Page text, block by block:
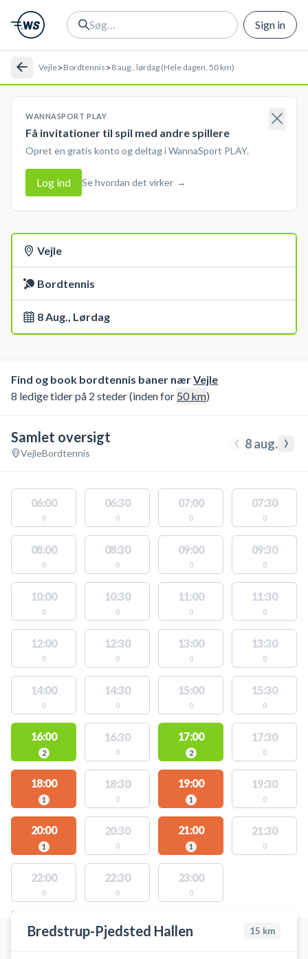
Sign in
Vejle>Bordtennis >8 aug., lørdag (Hele dagen, 50 km)
WANNASPORT PLAY
Få invitationer til spil med andre spillere
Opret en gratis konto og deltag i WannaSport PLAY.
Log ind Se hvordan det virker →
Vejle
Bordtennis
8 Aug., Lørdag
Find og book bordtennis baner nærVejle
8 ledige tider på 2 steder (inden for 50km)
Samlet oversigt
VejleBordtennis ‹ 8 aug. ›
06:00
0
06:30
0
07:00
0
07:30
0
08:00
0
08:30
0
09:00
0
09:30
0
10:00
0
10:30
0
11:00
0
11:30
0
12:00
0
12:30
0
13:00
0
13:30
0
14:00
0
14:30
0
15:00
0
15:30
0
16:00
2
16:30
0
17:00
2
17:30
0
18:00
1
18:30
0
19:00
1
19:30
0
20:00
1
20:30
0
21:00
1
21:30
0
22:00
0
22:30
0
23:00
0
STEDER MED LEDIGE AKTIVITETER
Bredstrup-Pjedsted Hallen 15 km